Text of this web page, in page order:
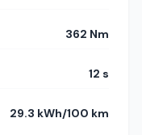
362 Nm
12 s
29.3 kWh/100 km